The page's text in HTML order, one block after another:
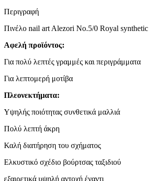
Περιγραφή
Πινέλο nail art Alezori No.5/0 Royal synthetic
Αφελή προϊόντος:
Για πολύ λεπτές γραμμές και περιγράμματα
Για λεπτομερή μοτίβα
Πλεονεκτήματα:
Υψηλής ποιότητας συνθετικά μαλλιά
Πολύ λεπτή άκρη
Καλή διατήρηση του σχήματος
Ελκυστικό σχέδιο βούρτσας ταξιδιού
εξαιρετικά υψηλή αντοχή έναντι